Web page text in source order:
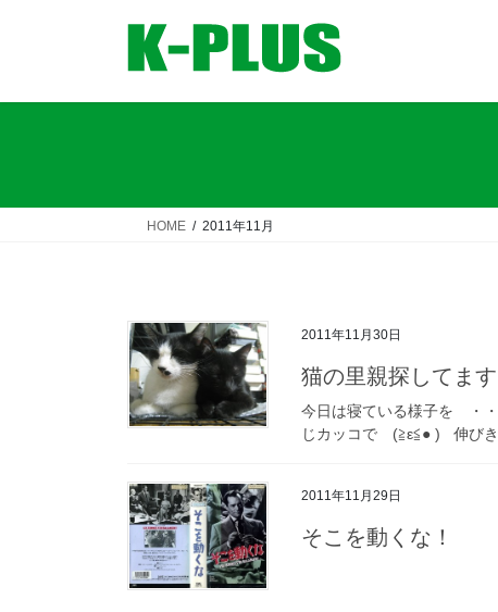
HOME 2011年11月
2011年11月30日
猫の里親探してま
今日は寝ている様子を
じカッコで (≧ε≦● ) 伸び
2011年11月29日
そこを動くな！